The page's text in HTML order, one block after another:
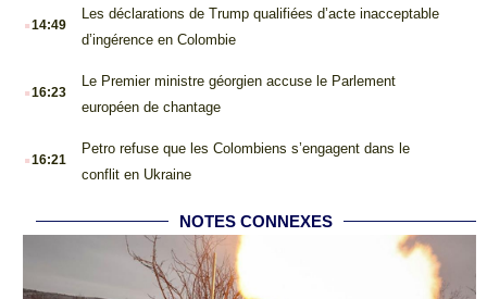
.14:49
Les déclarations de Trump qualifiées d’acte inacceptable
d’ingérence en Colombie
.16:23
Le Premier ministre géorgien accuse le Parlement
européen de chantage
.16:21
Petro refuse que les Colombiens s’engagent dans le
conflit en Ukraine
NOTES CONNEXES